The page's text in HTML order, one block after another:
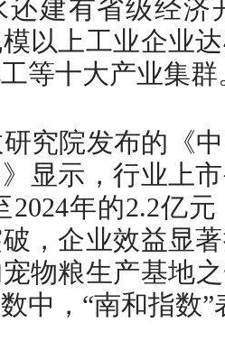
还建有省级经
以上工业企业
等十大产业集群
究院发布的《
显示，行业上
2024年的2.2亿
，企业效益显
物粮生产基地
中，“南和指数”